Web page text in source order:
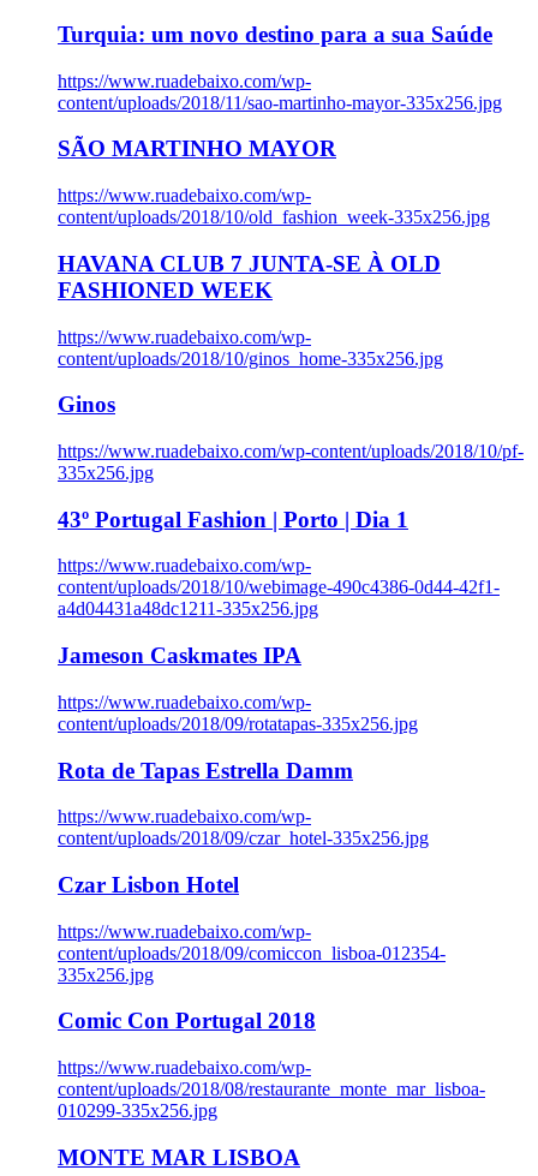
Turquia: um novo destino para a sua Saúde
https://www.ruadebaixo.com/wp-
content/uploads/2018/11/sao-martinho-mayor-335x256.jpg
SÃO MARTINHO MAYOR
https://www.ruadebaixo.com/wp-
content/uploads/2018/10/old_fashion_week-335x256.jpg
HAVANA CLUB 7 JUNTA-SE À OLD
FASHIONED WEEK
https://www.ruadebaixo.com/wp-
content/uploads/2018/10/ginos_home-335x256.jpg
Ginos
https://www.ruadebaixo.com/wp-content/uploads/2018/10/pf-
335x256.jpg
43º Portugal Fashion | Porto | Dia 1
https://www.ruadebaixo.com/wp-
content/uploads/2018/10/webimage-490c4386-0d44-42f1-
a4d04431a48dc1211-335x256.jpg
Jameson Caskmates IPA
https://www.ruadebaixo.com/wp-
content/uploads/2018/09/rotatapas-335x256.jpg
Rota de Tapas Estrella Damm
https://www.ruadebaixo.com/wp-
content/uploads/2018/09/czar_hotel-335x256.jpg
Czar Lisbon Hotel
https://www.ruadebaixo.com/wp-
content/uploads/2018/09/comiccon_lisboa-012354-
335x256.jpg
Comic Con Portugal 2018
https://www.ruadebaixo.com/wp-
content/uploads/2018/08/restaurante_monte_mar_lisboa-
010299-335x256.jpg
MONTE MAR LISBOA